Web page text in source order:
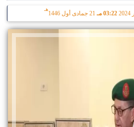
03:22 مـ 21 جمادى أول 1446
هـ